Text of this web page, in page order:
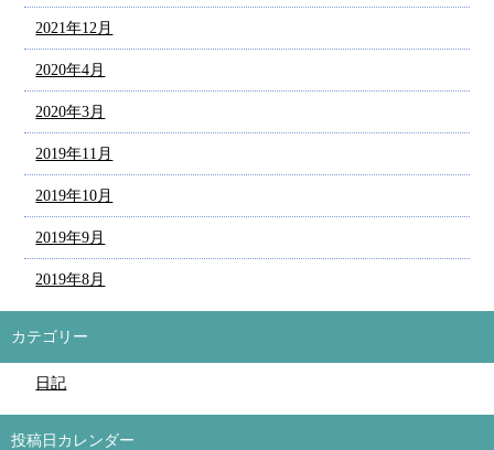
2021年12月
2020年4月
2020年3月
2019年11月
2019年10月
2019年9月
2019年8月
カテゴリー
日記
投稿日カレンダー